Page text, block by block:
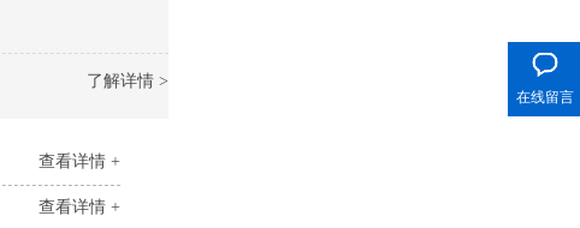
了解详情 >
查看详情 +
查看详情 +
在线留言